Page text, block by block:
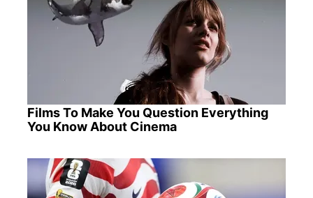
Films To Make You Question Everything
You Know About Cinema